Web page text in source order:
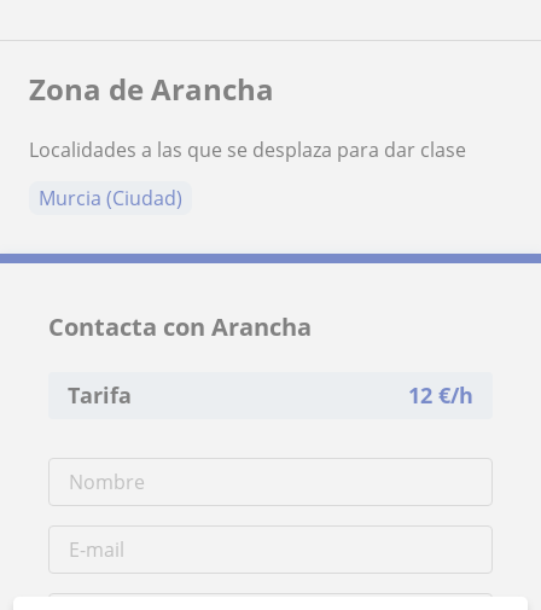
Zona de Arancha
Localidades a las que se desplaza para dar clase
Murcia (Ciudad)
Contacta con Arancha
Tarifa 12 €/h